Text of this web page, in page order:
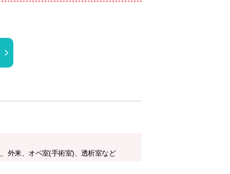
外来、オペ室(手術室)、透析室など